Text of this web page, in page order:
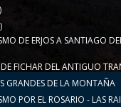
DE ERJOS A SANTIAGO
DE FICHAR DEL ANTIGUO
GRANDES DE LA MONTAÑA
POR EL ROSARIO - LAS